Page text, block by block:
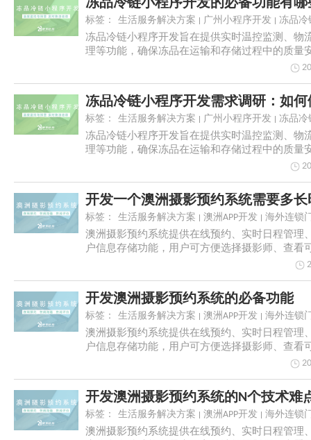
标签： 生活服务解决方案 广州小程序开发
冻品冷
冻品冷链小程序开发旨在提供实时温控监测、物
理等功能，确保冻品在运输和存储过程中的质量
标签： 生活服务解决方案 广州小程序开发
冻品冷
冻品冷链小程序开发旨在提供实时温控监测、物
理等功能，确保冻品在运输和存储过程中的质量
标签： 生活服务解决方案 澳洲APP开发
海外连锁
澳洲摄影预约系统提供在线预约、实时日程管理
户信息存储功能，用户可方便选择摄影师、查看
开发澳洲摄影预约系统的必备功能
标签： 生活服务解决方案 澳洲APP开发
海外连锁
澳洲摄影预约系统提供在线预约、实时日程管理
户信息存储功能，用户可方便选择摄影师、查看
标签： 生活服务解决方案 澳洲APP开发
海外连锁
澳洲摄影预约系统提供在线预约、实时日程管理